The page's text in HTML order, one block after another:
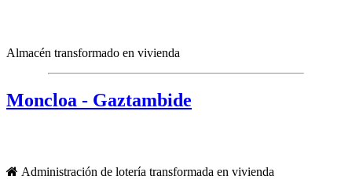
Almacén transformado en vivienda
Moncloa - Gaztambide
Administración de lotería transformada en vivienda